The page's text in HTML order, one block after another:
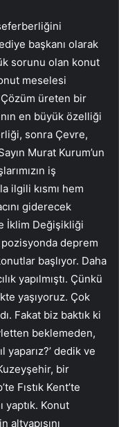
başkanı olarak
sorunu olan konut
meselesi
Çözüm üreten bir
en büyük özelliği
sonra Çevre,
Murat Kurum’un
iş
ilgili kısmı hem
giderecek
İklim Değişikliği
pozisyonda deprem
başlıyor. Daha
yapılmıştı. Çünkü
yaşıyoruz. Çok
Fakat biz baktık ki
beklemeden,
dedik ve
bir
Fıstık Kent’te
yaptık. Konut